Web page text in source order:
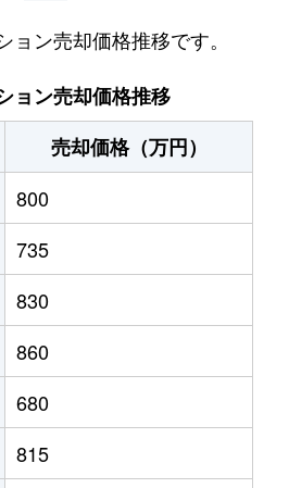
万円 あいの里教育大
万円 あいの里教育大
150万円 あいの里教育大
700万円
250万円
150万円
400万円
650万円
550万円
ン売却価格推移です。
ョン売却価格推移
売却価格（万円）
800
735
830
860
680
815